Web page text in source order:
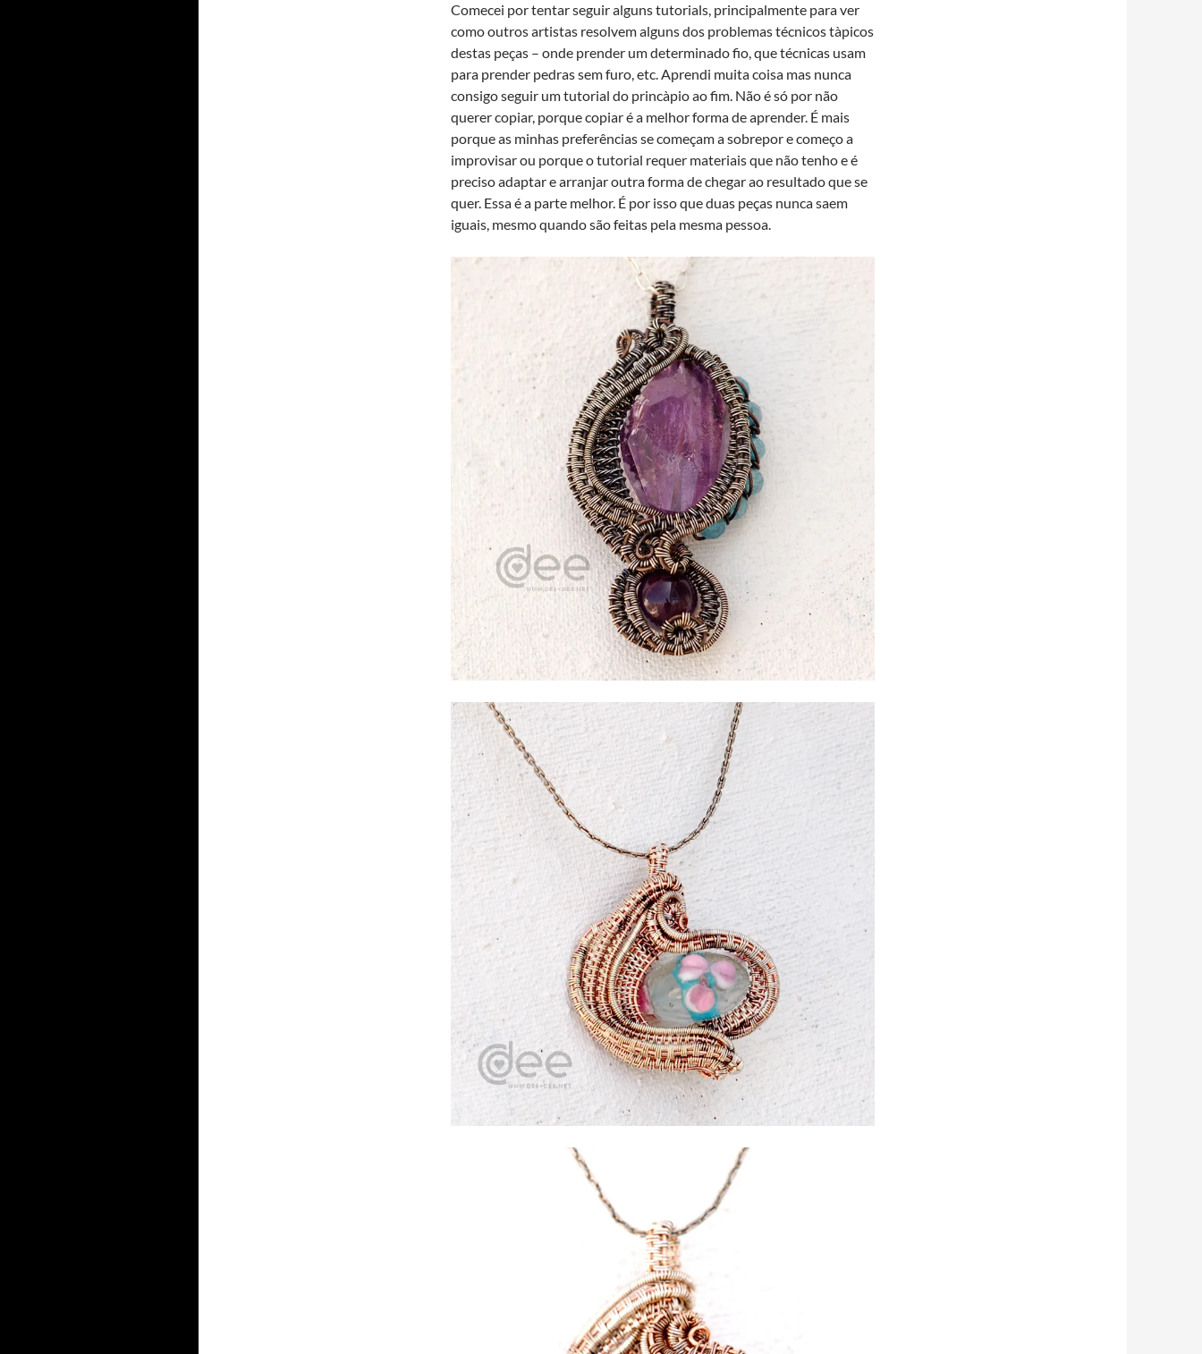
Comecei por tentar seguir alguns tutorials, principalmente para ver
como outros artistas resolvem alguns dos problemas técnicos tà­picos
destas peças – onde prender um determinado fio, que técnicas usam
para prender pedras sem furo, etc. Aprendi muita coisa mas nunca
consigo seguir um tutorial do princà­pio ao fim. Não é só por não
querer copiar, porque copiar é a melhor forma de aprender. É mais
porque as minhas preferências se começam a sobrepor e começo a
improvisar ou porque o tutorial requer materiais que não tenho e é
preciso adaptar e arranjar outra forma de chegar ao resultado que se
quer. Essa é a parte melhor. É por isso que duas peças nunca saem
iguais, mesmo quando são feitas pela mesma pessoa.